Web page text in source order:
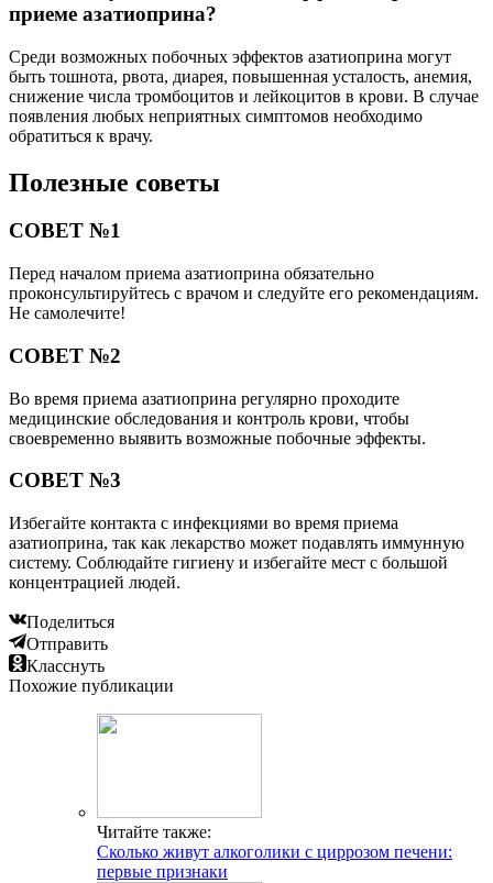
приеме азатиоприна?
Среди возможных побочных эффектов азатиоприна могут
быть тошнота, рвота, диарея, повышенная усталость, анемия,
снижение числа тромбоцитов и лейкоцитов в крови. В случае
появления любых неприятных симптомов необходимо
обратиться к врачу.
Полезные советы
СОВЕТ №1
Перед началом приема азатиоприна обязательно
проконсультируйтесь с врачом и следуйте его рекомендациям.
Не самолечите!
СОВЕТ №2
Во время приема азатиоприна регулярно проходите
медицинские обследования и контроль крови, чтобы
своевременно выявить возможные побочные эффекты.
СОВЕТ №3
Избегайте контакта с инфекциями во время приема
азатиоприна, так как лекарство может подавлять иммунную
систему. Соблюдайте гигиену и избегайте мест с большой
концентрацией людей.
Поделиться
Отправить
Класснуть
Похожие публикации
Читайте также:
Сколько живут алкоголики с циррозом печени:
первые признаки